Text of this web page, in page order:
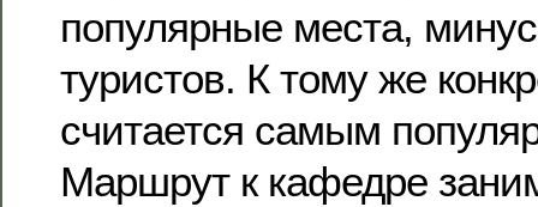
популярные места,
туристов. К тому же
считается самым
Маршрут к кафедре